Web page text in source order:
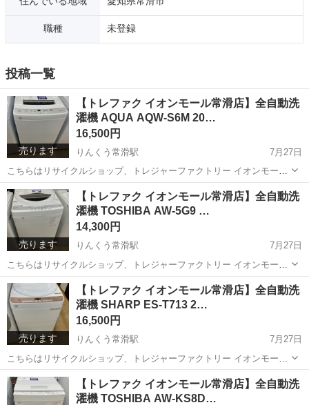
職種 未登録
投稿一覧
売ります
【トレファク イオンモール常滑店】全自動洗
濯機 AQUA AQW-S6M 20…
16,500円
りんくう常滑駅
7月27日
こちらはリサイクルショップ、トレジャーファクトリー イオンモール
常滑店からの出品です。 メーカー：AQUA アイテム：全自動洗濯機
型番：AQW-S6M 製造年数：2022年製 お問合せ番号：1...
愛知 常滑市 りんくう常滑駅 AQW
売ります
【トレファク イオンモール常滑店】全自動洗
濯機 TOSHIBA AW-5G9 …
14,300円
りんくう常滑駅
7月27日
こちらはリサイクルショップ、トレジャーファクトリー イオンモール
常滑店からの出品です。 メーカー：TOSHIBA アイテム：全自動洗濯
機 型番：AW-5G9 製造年数：2020年製 お問合せ番号...
愛知 常滑市 りんくう常滑駅 トレファク
売ります
【トレファク イオンモール常滑店】全自動洗
濯機 SHARP ES-T713 2…
16,500円
りんくう常滑駅
7月27日
こちらはリサイクルショップ、トレジャーファクトリー イオンモール
常滑店からの出品です。 メーカー：SHARP アイテム：全自動洗濯機
型番：ES-T713 製造年数：2020年製 お問合せ番号：...
愛知 常滑市 りんくう常滑駅 トレファク
【トレファク イオンモール常滑店】全自動洗
濯機 TOSHIBA AW-KS8D…